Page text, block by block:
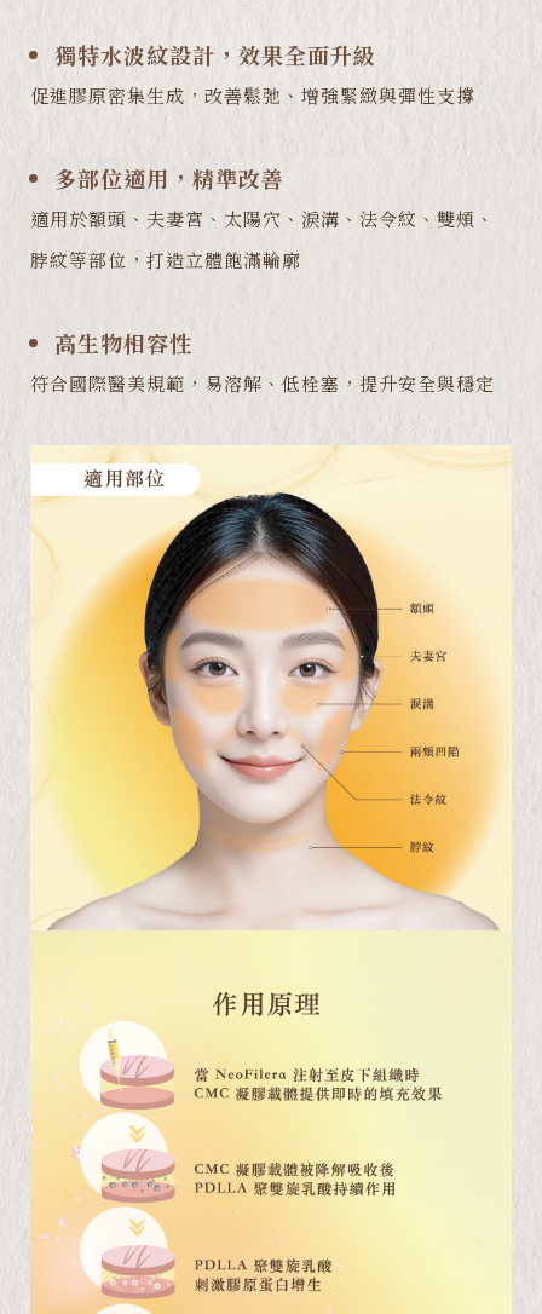
獨特水波紋設計，效果全面升級
促進膠原密集生成，改善鬆弛、增強緊緻與彈性支撐
多部位適用，精準改善
適用於額頭、夫妻宮、太陽穴、淚溝、法令紋、雙頰、
脖紋等部位，打造立體飽滿輪廓
高生物相容性
符合國際醫美規範，易溶解、低栓塞，提升安全與穩定